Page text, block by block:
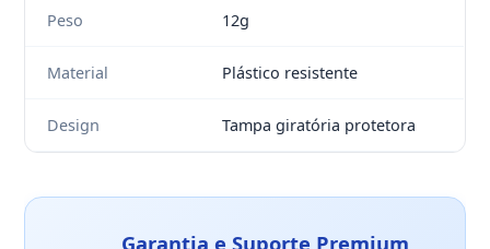
Peso 12g
Material Plástico resistente
Design Tampa giratória protetora
Garantia e Suporte Premium